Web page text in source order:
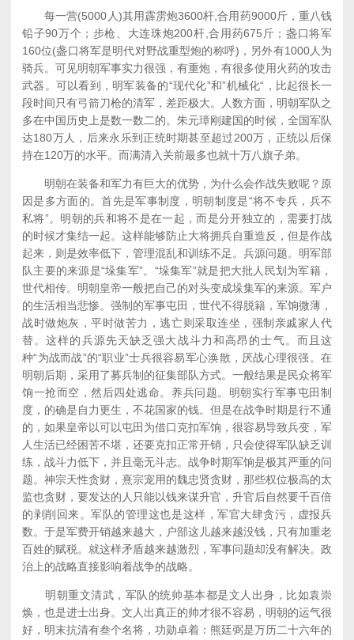
每一营(5000人)其用霹雳炮3600杆,合用药9000斤，重八钱
铅子90万个；步枪、大连珠炮200杆,合用药675斤；盏口将军
160位(盏口将军是明代对野战重型炮的称呼)，另外有1000人为
骑兵。可见明朝军事实力很强，有重炮，有很多使用火药的攻击
武器。可以看到，明军装备的“现代化”和”机械化“，比起很长一
段时间只有弓箭刀枪的清军，差距极大。人数方面，明朝军队之
多在中国历史上是数一数二的。朱元璋刚建国的时候，全国军队
达180万人，后来永乐到正统时期甚至超过200万，正统以后保
持在120万的水平。而满清入关前最多也就十万八旗子弟。
明朝在装备和军力有巨大的优势，为什么会作战失败呢？原
因是多方面的。首先是军事制度，明朝制度是“将不专兵，兵不
私将”。明朝的兵和将不是在一起，而是分开独立的，需要打战
的时候才集结一起。这样能够防止大将拥兵自重造反，但是作战
起来，则是效率低下，管理混乱和训练不足。兵源问题。明军部
队主要的来源是“垛集军”。“垛集军”就是把大批人民划为军籍，
世代相传。明朝皇帝一般把自己的对头变成垛集军的来源。军户
的生活相当悲惨。强制的军事屯田，世代不得脱籍，军饷微薄，
战时做炮灰，平时做苦力，逃亡则采取连坐，强制亲戚家人代
替。这样的兵源先天缺乏强大战斗力和高昂的士气。而且这
种“为战而战”的“职业”士兵很容易军心涣散，厌战心理很强。在
明朝后期，采用了募兵制的征集部队方式。一般结果是民众将军
饷一抢而空，然后四处逃命。养兵问题。明朝实行军事屯田制
度，的确是自力更生，不花国家的钱。但是在战争时期是行不通
的，如果皇帝以可以屯田为借口克扣军饷，很容易导致兵变，军
人生活已经困苦不堪，还要克扣正常开销，只会使得军队缺乏训
练，战斗力低下，并且毫无斗志。战争时期军饷是极其严重的问
题。神宗天性贪财，熹宗宠用的魏忠贤贪财，那些权位极高的太
监也贪财，要发达的人只能以钱来谋升官，升官后自然要千百倍
的剥削回来。军队的管理这也是这样，军官大肆贪污，虚报兵
数。于是军费开销越来越大，户部这儿越来越没钱，只有加重老
百姓的赋税。就这样矛盾越来越激烈，军事问题却没有解决。政
治上的战略直接影响着战争的战略。
明朝重文清武，军队的统帅基本都是文人出身，比如袁崇
焕，也是进士出身。文人出真正的帅才很不容易，明朝的运气很
好，明末抗清有叁个名将，功勋卓着：熊廷弼是万历二十六年的